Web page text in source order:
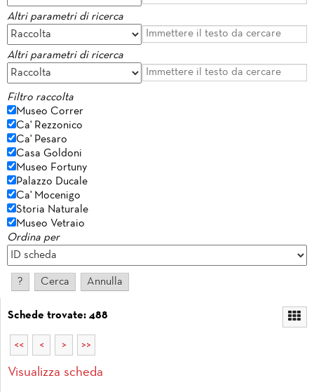
Altri parametri di ricerca
Altri parametri di ricerca
Filtro raccolta
Museo Correr
Ca' Rezzonico
Ca' Pesaro
Casa Goldoni
Museo Fortuny
Palazzo Ducale
Ca' Mocenigo
Storia Naturale
Museo Vetraio
Ordina per
Schede trovate: 488
<< < > >>
Visualizza scheda